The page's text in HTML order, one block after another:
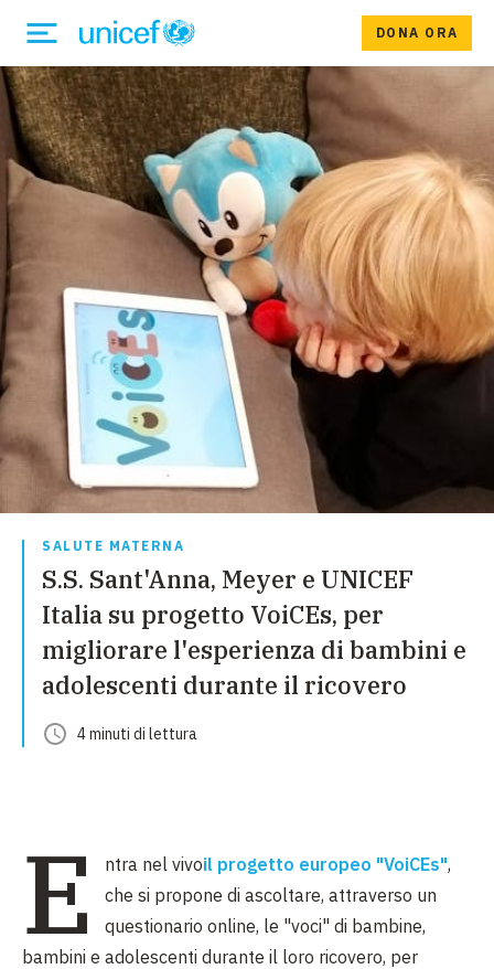
DONA ORA
SALUTE MATERNA
S.S. Sant'Anna, Meyer e UNICEF
Italia su progetto VoiCEs, per
migliorare l'esperienza di bambini e
adolescenti durante il ricovero
4minuti di lettura
E ntra nel vivoil progetto europeo "VoiCEs",
che si propone di ascoltare, attraverso un
questionario online, le "voci" di bambine,
bambini e adolescenti durante il loro ricovero, per